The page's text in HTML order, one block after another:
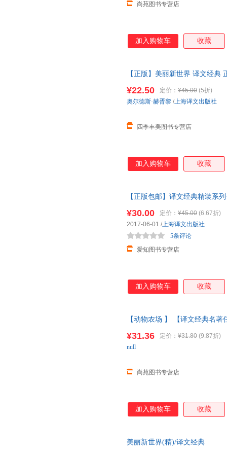
尚苑图书专营店
加入购物车 收藏
【正版】美丽新世界 译文经典
¥22.50 定价： ¥45.00 (5折)
四季丰美图书专营店
奥尔德斯·赫胥黎 /上海译文出版社
加入购物车 收藏
【正版包邮】译文经典精装系
邮速发 假一罚十
¥30.00 定价： ¥45.00 (6.67折)
爱知图书专营店
5条评论
2017-06-01 /上海译文出版社
加入购物车 收藏
【动物农场 】 【译文经典名
【让您无忧购物】
¥31.36 定价： ¥31.80 (9.87折)
尚苑图书专营店
null
加入购物车 收藏
美丽新世界(精)/译文经典